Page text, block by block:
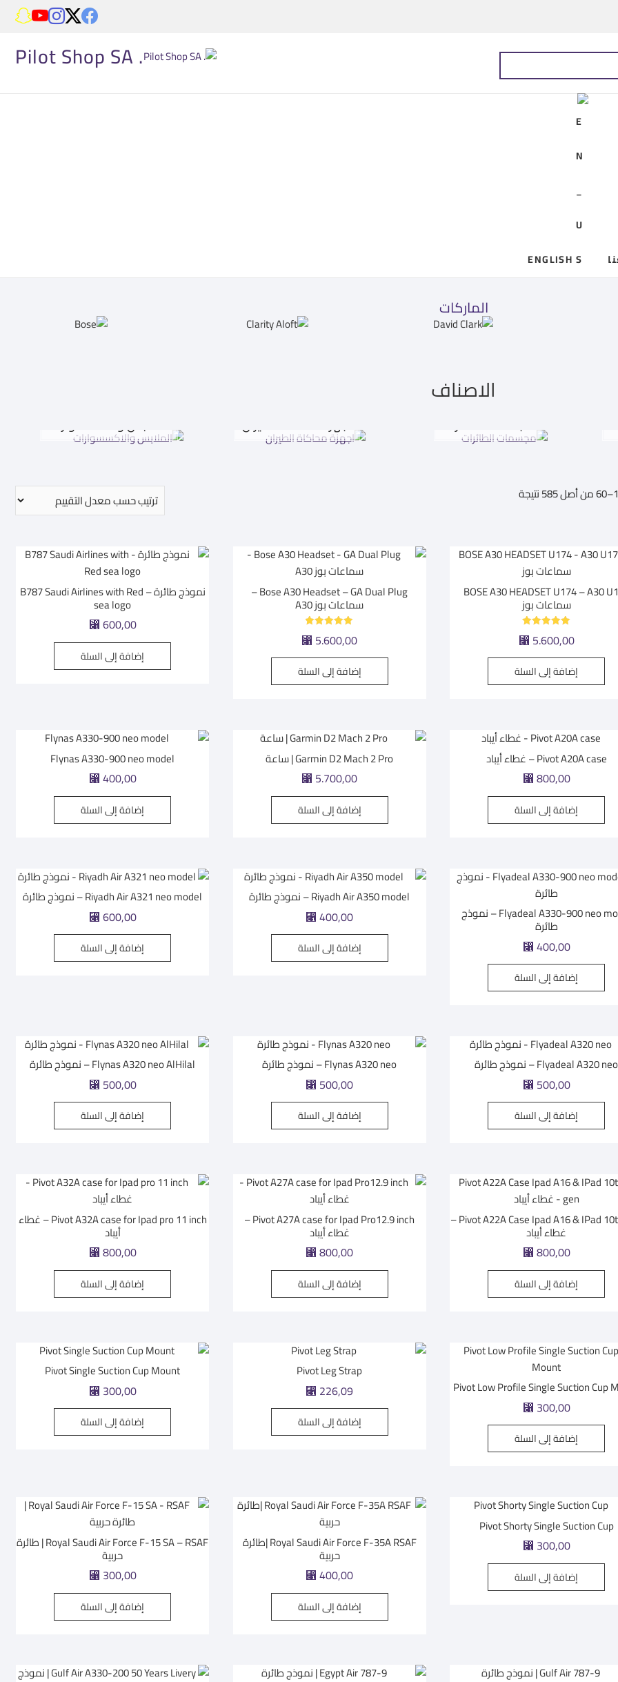
. Pilot Shop SA
ENGLISH
الماركات
الاصناف
الملابس والاكسسوارات اجهزة محاكاة الطيران مجسمات الطائرات
تم
التقييم
BOSE A30 HEADSET U174 – A30
سماعات بوز
5.00
⃁ 5.600,00
إضافة إلى السلة
Bose A30 Headset – GA Dual Plug –
سماعات بوز A30
5.00
⃁ 5.600,00
إضافة إلى السلة
نموذج طائرة – B787 Saudi Airlines with Red
sea logo
⃁600,00
إضافة إلى السلة
Pivot A20A case – غطاء أيباد
⃁800,00
إضافة إلى السلة
Garmin D2 Mach 2 Pro | ساعة
⃁ 5.700,00
إضافة إلى السلة
Flynas A330-900 neo model
⃁400,00
إضافة إلى السلة
Flyadeal A330-900 neo model – نموذج
طائرة
⃁400,00
إضافة إلى السلة
Riyadh Air A350 model – نموذج طائرة
⃁400,00
إضافة إلى السلة
Riyadh Air A321 neo model – نموذج طائرة
⃁600,00
إضافة إلى السلة
Flyadeal A320 neo – نموذج طائرة
⃁ 500,00
إضافة إلى السلة
Flynas A320 neo – نموذج طائرة
⃁ 500,00
إضافة إلى السلة
Flynas A320 neo AlHilal – نموذج طائرة
⃁ 500,00
إضافة إلى السلة
Pivot A22A Case Ipad A16 & IPad 10th gen –
غطاء أيباد
⃁800,00
إضافة إلى السلة
Pivot A27A case for Ipad Pro12.9 inch –
غطاء أيباد
⃁800,00
إضافة إلى السلة
Pivot A32A case for Ipad pro 11 inch – غطاء
أيباد
⃁800,00
إضافة إلى السلة
Pivot Low Profile Single Suction Cup
⃁ 300,00
إضافة إلى السلة
Pivot Leg Strap
⃁ 226,09
إضافة إلى السلة
Pivot Single Suction Cup Mount
⃁ 300,00
إضافة إلى السلة
Pivot Shorty Single Suction Cup
⃁ 300,00
إضافة إلى السلة
Royal Saudi Air Force F-35A RSAF |طائرة
حربية
⃁400,00
إضافة إلى السلة
Royal Saudi Air Force F-15 SA – RSAF | طائرة
حربية
⃁ 300,00
إضافة إلى السلة